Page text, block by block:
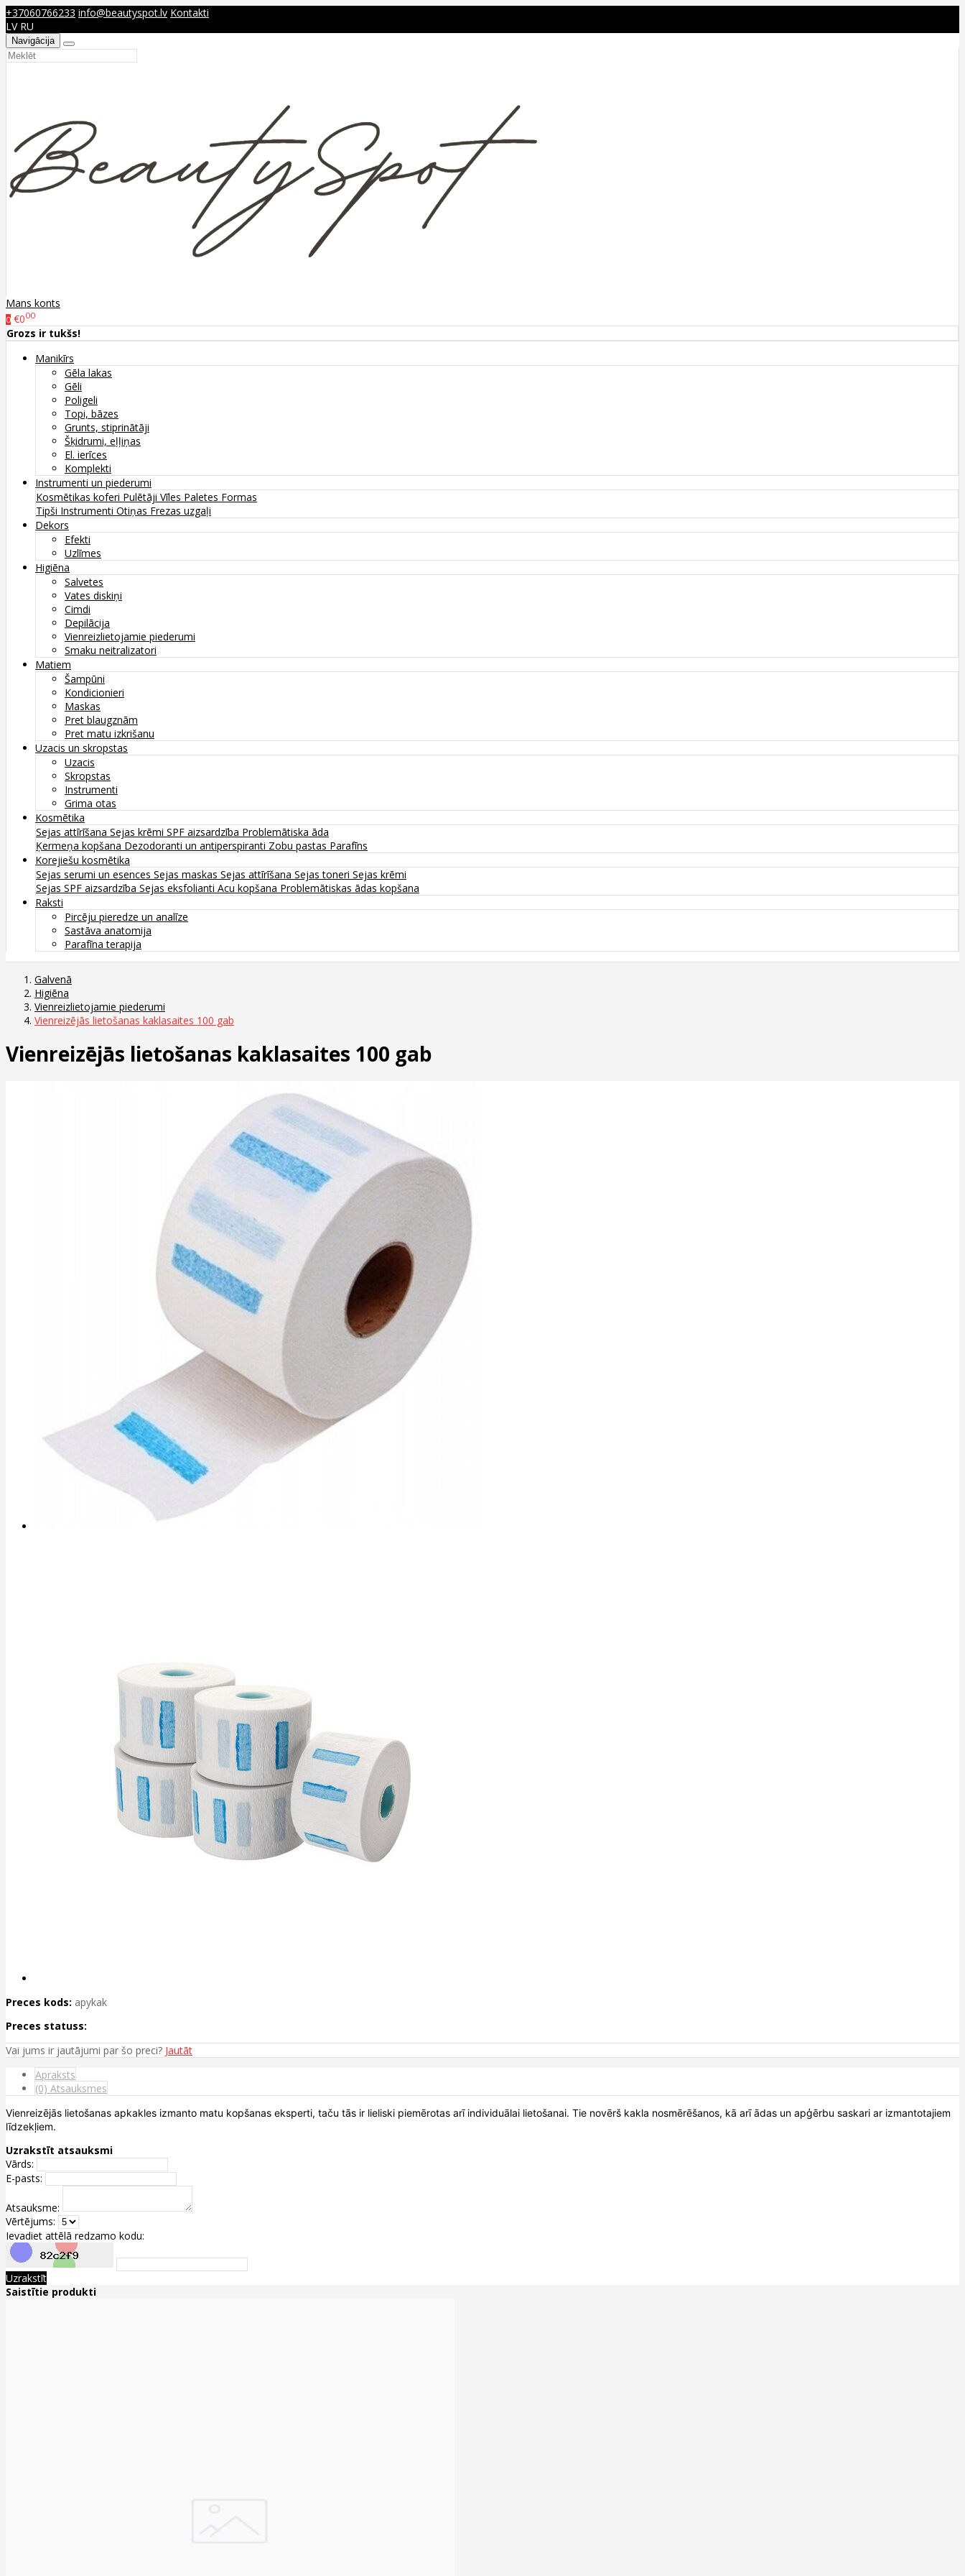
+37060766233 info@beautyspot.lv Kontakti
LV RU
Navigācija
Mans konts
0 €000
Grozs ir tukšs!
Manikīrs
Gēla lakas
Gēli
Poligeli
Topi, bāzes
Grunts, stiprinātāji
Šķidrumi, eļļiņas
El. ierīces
Komplekti
Instrumenti un piederumi
Kosmētikas koferi Pulētāji Vīles Paletes Formas
Tipši Instrumenti Otiņas Frezas uzgaļi
Dekors
Efekti
Uzlīmes
Higiēna
Salvetes
Vates diskiņi
Cimdi
Depilācija
Vienreizlietojamie piederumi
Smaku neitralizatori
Matiem
Šampūni
Kondicionieri
Maskas
Pret blaugznām
Pret matu izkrišanu
Uzacis un skropstas
Uzacis
Skropstas
Instrumenti
Grima otas
Kosmētika
Sejas attīrīšana Sejas krēmi SPF aizsardzība Problemātiska āda
Ķermeņa kopšana Dezodoranti un antiperspiranti Zobu pastas Parafīns
Korejiešu kosmētika
Sejas serumi un esences Sejas maskas Sejas attīrīšana Sejas toneri Sejas krēmi
Sejas SPF aizsardzība Sejas eksfolianti Acu kopšana Problemātiskas ādas kopšana
Raksti
Pircēju pieredze un analīze
Sastāva anatomija
Parafīna terapija
Galvenā
Higiēna
Vienreizlietojamie piederumi
Vienreizējās lietošanas kaklasaites 100 gab
Vienreizējās lietošanas kaklasaites 100 gab
Preces kods: apykak
Preces statuss:
Vai jums ir jautājumi par šo preci? Jautāt
Apraksts
(0) Atsauksmes
Vienreizējās lietošanas apkakles izmanto matu kopšanas eksperti, taču tās ir lieliski piemērotas arī individuālai lietošanai. Tie novērš kakla nosmērēšanos, kā arī ādas un apģērbu saskari ar izmantotajiem
līdzekļiem.
Uzrakstīt atsauksmi
Vārds:
E-pasts:
Atsauksme:
Vērtējums:
Ievadiet attēlā redzamo kodu:
Uzrakstīt
Saistītie produkti